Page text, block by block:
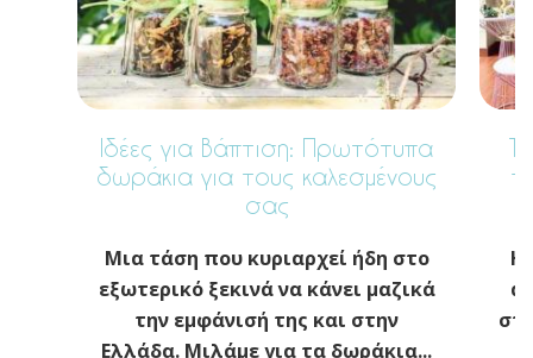
Ιδέες για Βάπτιση: Πρωτότυπα
δωράκια για τους καλεσμένους
σας
Μια τάση που κυριαρχεί ήδη στο
εξωτερικό ξεκινά να κάνει μαζικά
την εμφάνισή της και στην
Ελλάδα. Μιλάμε για τα δωράκια...
Η